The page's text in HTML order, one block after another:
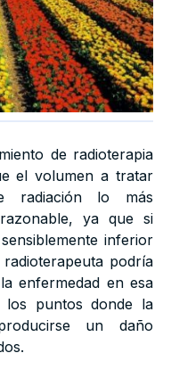
de radioterapia
el volumen a tratar
radiación lo más
ya que si
inferior
podría
enfermedad en esa
puntos donde la
un daño